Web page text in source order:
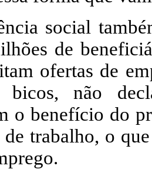
social
de
ofertas de
bicos, não
o benefício do
trabalho, o